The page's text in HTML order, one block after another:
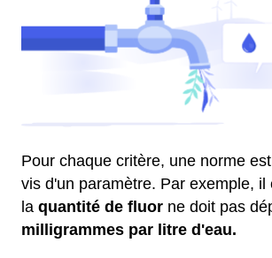
Pour chaque critère, une norme
vis d'un paramètre. Par exemple, il
la quantité de fluor ne doit pas
milligrammes par litre d'eau.